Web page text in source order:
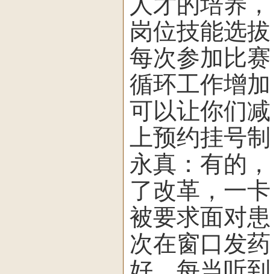
岗位技能选
每次参加比
循环工作增
可以让你们
上预约挂
永真：有的
了改革，一
被要求面对
次在窗口发